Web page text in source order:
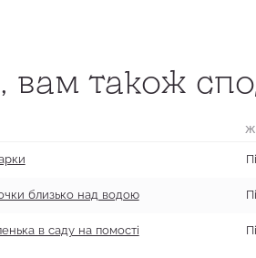
також
близько над водою
в саду на помості